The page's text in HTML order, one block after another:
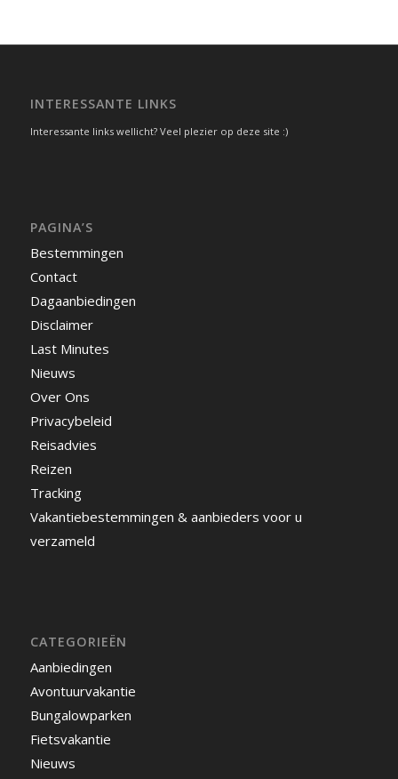
INTERESSANTE LINKS
Interessante links wellicht? Veel plezier op deze site :)
PAGINA’S
Bestemmingen
Contact
Dagaanbiedingen
Disclaimer
Last Minutes
Nieuws
Over Ons
Privacybeleid
Reisadvies
Reizen
Tracking
Vakantiebestemmingen & aanbieders voor u
verzameld
CATEGORIEËN
Aanbiedingen
Avontuurvakantie
Bungalowparken
Fietsvakantie
Nieuws